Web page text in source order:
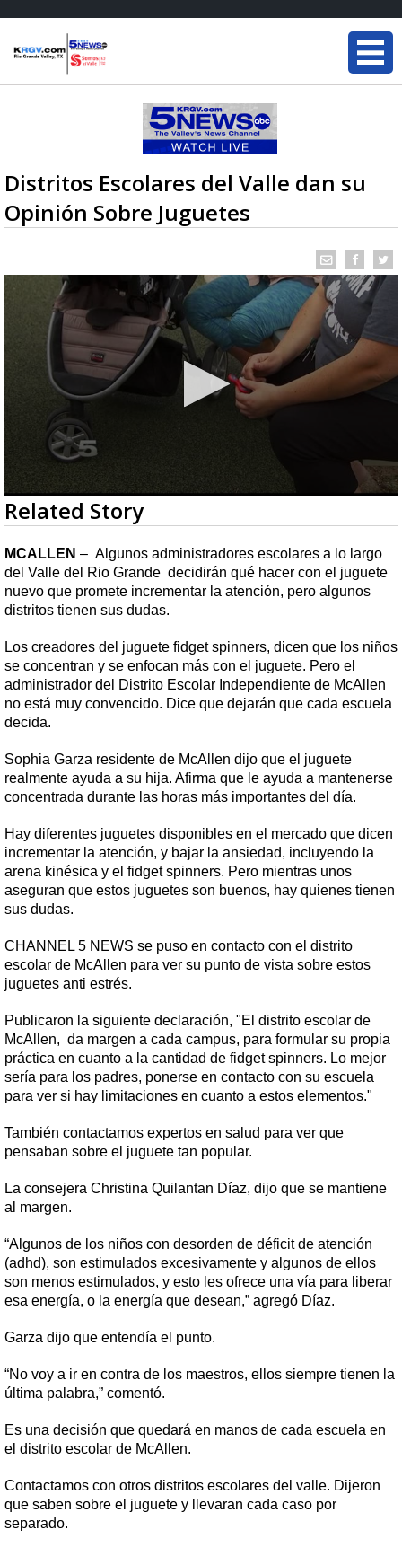
Distritos Escolares del Valle dan su
Opinión Sobre Juguetes
0
seconds
of
1
minute,
52
seconds
Related Story
MCALLEN – Algunos administradores escolares a lo largo
del Valle del Rio Grande decidirán qué hacer con el juguete
nuevo que promete incrementar la atención, pero algunos
distritos tienen sus dudas.
Los creadores del juguete fidget spinners, dicen que los niños
se concentran y se enfocan más con el juguete. Pero el
administrador del Distrito Escolar Independiente de McAllen
no está muy convencido. Dice que dejarán que cada escuela
decida.
Sophia Garza residente de McAllen dijo que el juguete
realmente ayuda a su hija. Afirma que le ayuda a mantenerse
concentrada durante las horas más importantes del día.
Hay diferentes juguetes disponibles en el mercado que dicen
incrementar la atención, y bajar la ansiedad, incluyendo la
arena kinésica y el fidget spinners. Pero mientras unos
aseguran que estos juguetes son buenos, hay quienes tienen
sus dudas.
CHANNEL 5 NEWS se puso en contacto con el distrito
escolar de McAllen para ver su punto de vista sobre estos
juguetes anti estrés.
Publicaron la siguiente declaración, "El distrito escolar de
McAllen, da margen a cada campus, para formular su propia
práctica en cuanto a la cantidad de fidget spinners. Lo mejor
sería para los padres, ponerse en contacto con su escuela
para ver si hay limitaciones en cuanto a estos elementos."
También contactamos expertos en salud para ver que
pensaban sobre el juguete tan popular.
La consejera Christina Quilantan Díaz, dijo que se mantiene
al margen.
“Algunos de los niños con desorden de déficit de atención
(adhd), son estimulados excesivamente y algunos de ellos
son menos estimulados, y esto les ofrece una vía para liberar
esa energía, o la energía que desean,” agregó Díaz.
Garza dijo que entendía el punto.
“No voy a ir en contra de los maestros, ellos siempre tienen la
última palabra,” comentó.
Es una decisión que quedará en manos de cada escuela en
el distrito escolar de McAllen.
Contactamos con otros distritos escolares del valle. Dijeron
que saben sobre el juguete y llevaran cada caso por
separado.